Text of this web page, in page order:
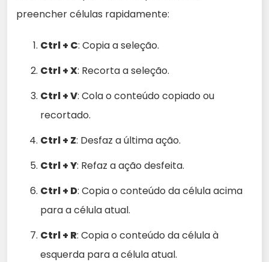
preencher células rapidamente:
Ctrl + C: Copia a seleção.
Ctrl + X: Recorta a seleção.
Ctrl + V: Cola o conteúdo copiado ou
recortado.
Ctrl + Z: Desfaz a última ação.
Ctrl + Y: Refaz a ação desfeita.
Ctrl + D: Copia o conteúdo da célula acima
para a célula atual.
Ctrl + R: Copia o conteúdo da célula à
esquerda para a célula atual.